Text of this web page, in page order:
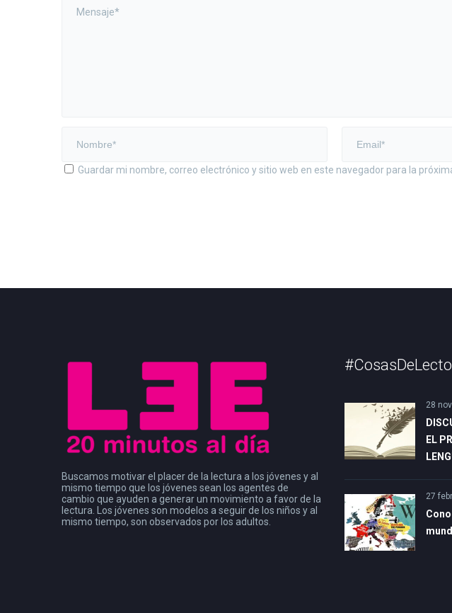
Guardar mi nombre, correo electrónico y sitio web en este navegador para la
Buscamos motivar el placer de la lectura a los jóvenes y al
mismo tiempo que los jóvenes sean los agentes de
cambio que ayuden a generar un movimiento a favor de la
lectura. Los jóvenes son modelos a seguir de los niños y al
mismo tiempo, son observados por los adultos.
28
EL
27